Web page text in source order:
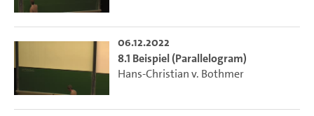
06.12.2022
8.1 Beispiel (Parallelogram)
Hans-Christian v. Bothmer